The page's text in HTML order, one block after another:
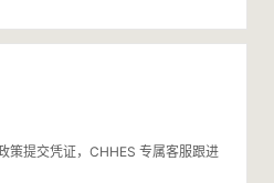
策提交凭证，CHHES 专属客服跟进